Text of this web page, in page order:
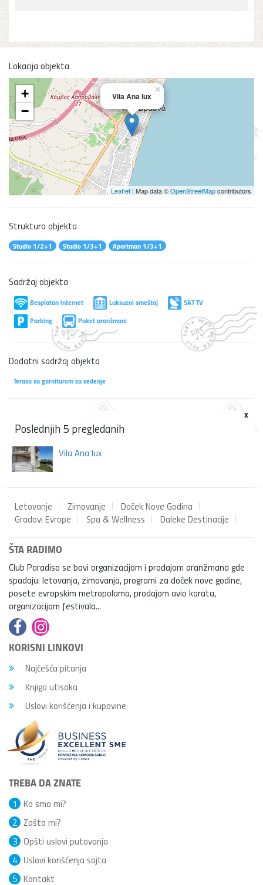
Lokacija objekta
Vila Ana lux
×
+
−
Leaflet | Map data ©OpenStreetMapcontributors
Struktura objekta
Studio 1/2+1 Studio 1/3+1 Apartman 1/3+1
Sadržaj objekta
Besplatan internet Luksuzni smeštaj
SAT TV
Parking
Paket aranžmani
Dodatni sadržaj objekta
Terasa sa garniturom za sedenje
x
Poslednjih 5 pregledanih
Vila Ana lux
Letovanje Zimovanje
Doček Nove Godina
Gradovi Evrope
Spa & Wellness Daleke Destinacije
ŠTA RADIMO
Club Paradiso se bavi organizacijom i prodajom aranžmana gde
spadaju: letovanja, zimovanja, programi za doček nove godine,
posete evropskim metropolama, prodajom avio karata,
organizacijom festivala...
KORISNI LINKOVI
Najčešća pitanja
Knjiga utisaka
Uslovi korišćenja i kupovine
TREBA DA ZNATE
Ko smo mi?
1
Zašto mi?
2
Opšti uslovi putovanja
3
Uslovi korišćenja sajta
4
Kontakt
5